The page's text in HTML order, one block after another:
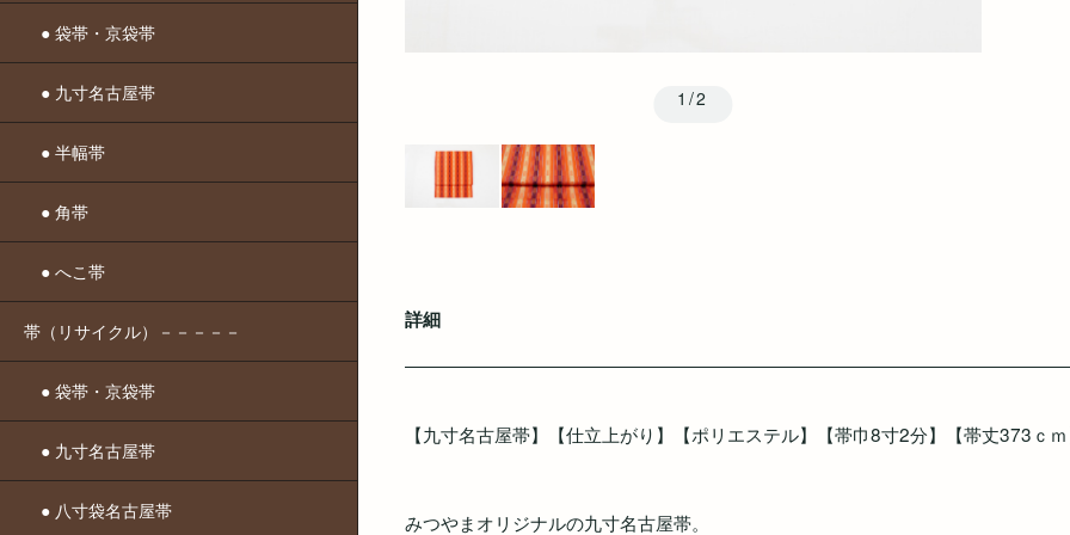
● 袋帯・京袋帯
● 九寸名古屋帯
● 半幅帯
● 角帯
● へこ帯
帯（リサイクル）－－－－－
● 袋帯・京袋帯
● 九寸名古屋帯
● 八寸袋名古屋帯
1/2
詳細
【九寸名古屋帯】【仕立上がり】【ポリエステル】【帯巾8寸2分】【帯丈373ｃ
みつやまオリジナルの九寸名古屋帯。